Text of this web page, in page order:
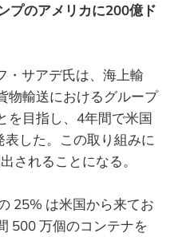
プのアメリカに200億ド
・サアデ氏は、海上輸
物輸送におけるグループ
を目指し、4年間で米国
した。この取り組みに
されることになる。
25% は米国から来てお
500 万個のコンテナを